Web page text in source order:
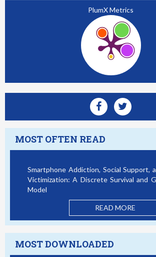
PlumX Metrics
MOST OFTEN READ
Smartphone Addiction, Social Support,
Victimization: A Discrete Survival and
Model
READ MORE
MOST DOWNLOADED